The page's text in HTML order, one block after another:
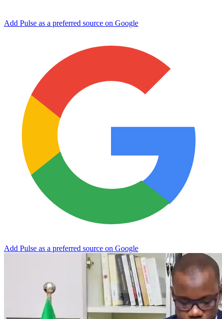
Add Pulse as a preferred source on Google
Add Pulse as a preferred source on Google